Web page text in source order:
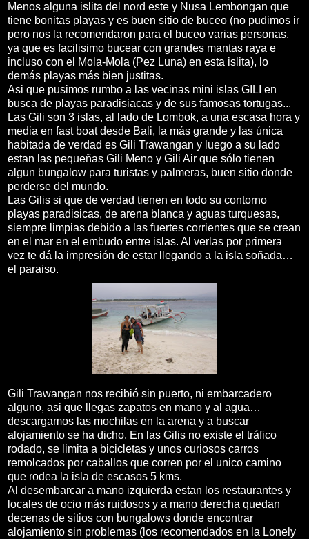
Menos alguna islita del nord este y Nusa Lembongan que
tiene bonitas playas y es buen sitio de buceo (no pudimos ir
pero nos la recomendaron para el buceo varias personas,
ya que es facilisimo bucear con grandes mantas raya e
incluso con el Mola-Mola (Pez Luna) en esta islita), lo
demás playas más bien justitas.
Asi que pusimos rumbo a las vecinas mini islas GILI en
busca de playas paradisiacas y de sus famosas tortugas...
Las Gili son 3 islas, al lado de Lombok, a una escasa hora y
media en fast boat desde Bali, la más grande y las única
habitada de verdad es Gili Trawangan y luego a su lado
estan las pequeñas Gili Meno y Gili Air que sólo tienen
algun bungalow para turistas y palmeras, buen sitio donde
perderse del mundo.
Las Gilis si que de verdad tienen en todo su contorno
playas paradisicas, de arena blanca y aguas turquesas,
siempre limpias debido a las fuertes corrientes que se crean
en el mar en el embudo entre islas. Al verlas por primera
vez te dá la impresión de estar llegando a la isla soñada…
el paraiso.
Gili Trawangan nos recibió sin puerto, ni embarcadero
alguno, asi que llegas zapatos en mano y al agua…
descargamos las mochilas en la arena y a buscar
alojamiento se ha dicho. En las Gilis no existe el tráfico
rodado, se limita a bicicletas y unos curiosos carros
remolcados por caballos que corren por el unico camino
que rodea la isla de escasos 5 kms.
Al desembarcar a mano izquierda estan los restaurantes y
locales de ocio más ruidosos y a mano derecha quedan
decenas de sitios con bungalows donde encontrar
alojamiento sin problemas (los recomendados en la Lonely